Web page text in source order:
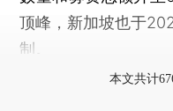
顶峰，新加坡也于
制。
本文共计